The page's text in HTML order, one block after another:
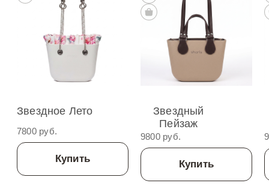
Звездное Лето
7800 руб.
Купить
Звездный
Пейзаж
9800 руб.
Купить